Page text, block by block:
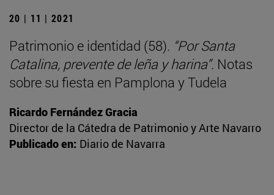
20 | 11 | 2021
Patrimonio e identidad (58). “Por Santa
Catalina, prevente de leña y harina”. Notas
sobre su fiesta en Pamplona y Tudela
Ricardo Fernández Gracia
Director de la Cátedra de Patrimonio y Arte Navarro
Publicado en: Diario de Navarra